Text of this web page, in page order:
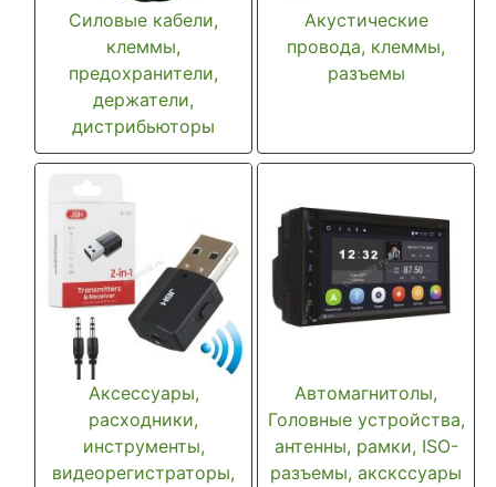
Силовые кабели,
клеммы,
предохранители,
держатели,
дистрибьюторы
Акустические
провода, клеммы,
разъемы
Аксессуары,
расходники,
инструменты,
видеорегистраторы,
Автомагнитолы,
Головные устройства,
антенны, рамки, ISO-
разъемы, акскссуары